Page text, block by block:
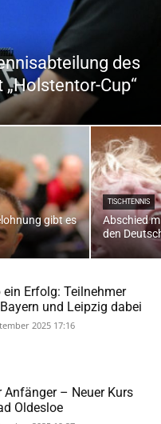
des
Cup“
gibt es
TISCHTENNIS
Abschied
den
ein Erfolg: Teilnehmer
und Leipzig dabei
2025 17:16
– Neuer Kurs
Oldesloe